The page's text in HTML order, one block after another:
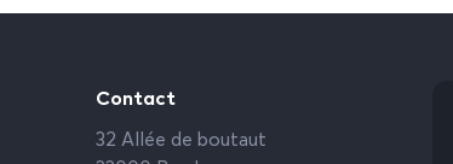
Contact
32 Allée de boutaut